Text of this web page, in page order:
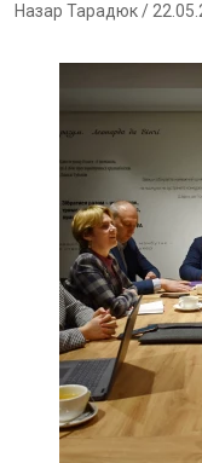
Назар Тарадюк/